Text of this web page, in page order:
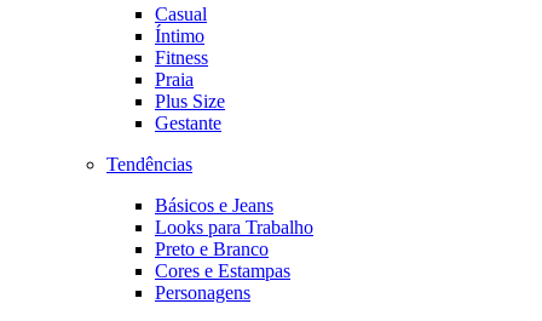
Casual
Íntimo
Fitness
Praia
Plus Size
Gestante
Tendências
Básicos e Jeans
Looks para Trabalho
Preto e Branco
Cores e Estampas
Personagens